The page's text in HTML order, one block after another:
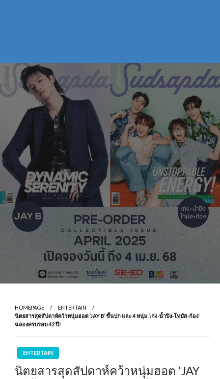
HOMEPAGE
ENTERTAIN
นิตยสารสุดสัปดาห์คว้าหนุ่มฮอต ‘JAY B’ ขึ้นปก และ 4 หนุ่ม ‘เก่ง-น้ำปิง-โทมัส-ก้อง’
ฉลองครบรอบ 42 ปี!
ENTERTAIN
นิตยสารสุดสัปดาห์คว้าหนุ่มฮอต ‘JAY